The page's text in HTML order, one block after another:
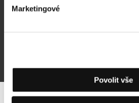
Marketingové
Povolit vše